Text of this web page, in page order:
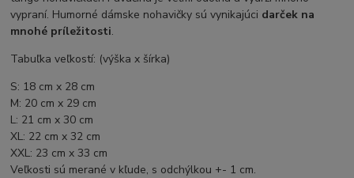
vypraní. Humorné dámske nohavičky sú vynikajúci darček na
mnohé príležitosti.
Tabuľka veľkostí: (výška x šírka)
S: 18 cm x 28 cm
M: 20 cm x 29 cm
L: 21 cm x 30 cm
XL: 22 cm x 32 cm
XXL: 23 cm x 33 cm
Veľkosti sú merané v kľude, s odchýlkou +- 1 cm.